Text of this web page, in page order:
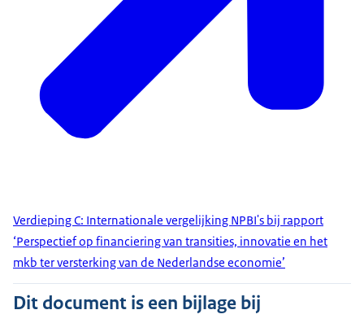
Verdieping C: Internationale vergelijking NPBI's bij rapport
‘Perspectief op financiering van transities, innovatie en het
mkb ter versterking van de Nederlandse economie’
Dit document is een bijlage bij